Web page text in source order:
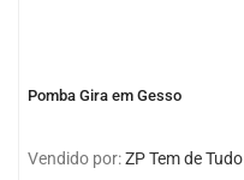
Pomba Gira em Gesso
Vendido por:ZP Tem de Tudo